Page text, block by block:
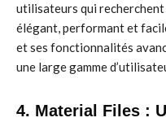
utilisateurs qui
élégant, performant et
et ses fonctionnalités
une large gamme
4. Material Files :